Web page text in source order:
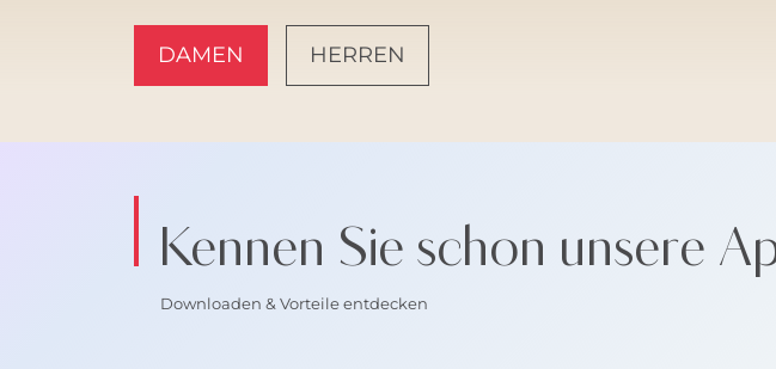
DAMEN HERREN
Kennen Sie schon unsere
Downloaden & Vorteile entdecken